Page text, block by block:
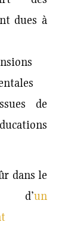
dues à
de
dans le
d’un